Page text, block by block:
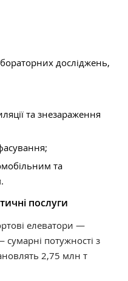
досліджень,
та знезараження
та
послуги
елеватори —
потужності з
2,75 млн т